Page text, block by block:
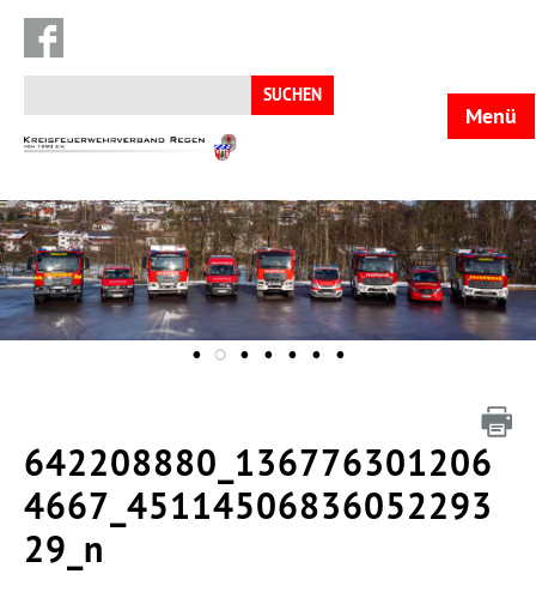
Suchen
nach:
KFV
Menü
642208880_136776301206
4667_45114506836052293
29_n